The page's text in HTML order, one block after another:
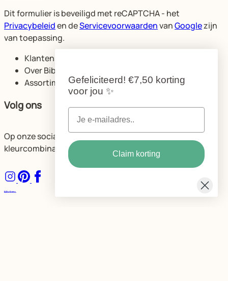
Dit formulier is beveiligd met reCAPTCHA - het
Privacybeleiden deServicevoorwaardenvanGooglezijn
van toepassing.
Klantenservice
Over Bibelotte
Assortiment
Volg ons
Op onze socials delen we volop ideeën voor de mooiste
kleurcombinaties en ruimtes.
Gefeliciteerd! €7,50 korting
voor jou ✨
Claim korting